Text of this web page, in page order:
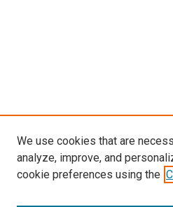
We use cookies that are
analyze, improve, and
cookie preferences using the